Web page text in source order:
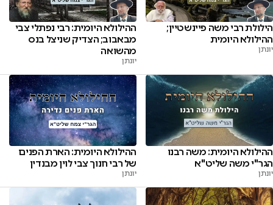
הילולת רבי משה פיינשטיין;
ההילולא היומית
יונתן
ההילולא היומית: רבי נפתלי צבי
מבאבוב; הצדיק שניצל בנס
מהשואה
יונתן
ההילולא היומית: משה רבנו
הגר"י משה שליט"א
יונתן
ההילולא היומית: הארת הפנים
של רבי חנוך צבי לוין מבנדין
יונתן